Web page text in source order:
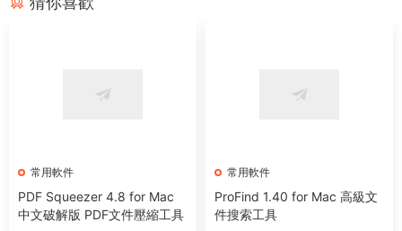
常用軟件
PDF Squeezer 4.8 for Mac
中文破解版 PDF文件壓縮工具
常用軟件
ProFind 1.40 for Mac 高級文
件搜索工具